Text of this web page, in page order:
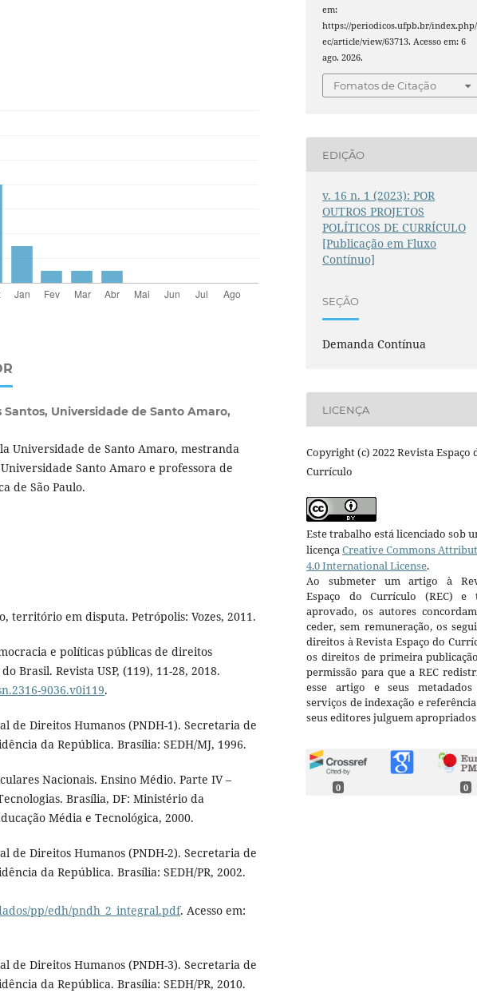
Santos, Universidade de Santo Amaro,
Universidade de Santo Amaro, mestranda
Santo Amaro e professora de
de São Paulo.
território em disputa. Petrópolis: Vozes, 2011.
e políticas públicas de direitos
Brasil. Revista USP, (119), 11-28, 2018.
9036.v0i119.
de Direitos Humanos (PNDH-1). Secretaria de
da República. Brasília: SEDH/MJ, 1996.
Nacionais. Ensino Médio. Parte IV –
Brasília, DF: Ministério da
Média e Tecnológica, 2000.
de Direitos Humanos (PNDH-2). Secretaria de
da República. Brasília: SEDH/PR, 2002.
pp/edh/pndh_2_integral.pdf. Acesso em:
de Direitos Humanos (PNDH-3). Secretaria de
da República. Brasília: SEDH/PR, 2010.
em:
https://periodicos.ufpb.br/
ec/article/view/63713. Acesso em: 6
ago. 2026.
Fomatos de Citação
EDIÇÃO
v. 16 n. 1 (2023): POR
OUTROS PROJETOS
POLÍTICOS DE CURRÍCULO
[Publicação em Fluxo
Contínuo]
SEÇÃO
Demanda Contínua
LICENÇA
Copyright (c) 2022 Revista Espaço
Currículo
Este trabalho está licenciado sob
licençaCreative Commons
4.0 International License.
Ao submeter um artigo à
Espaço do Currículo (REC) e
aprovado, os autores
ceder, sem remuneração, os
direitos à Revista Espaço do
os direitos de primeira
permissão para que a REC
esse artigo e seus metadados
serviços de indexação e
seus editores julguem
0 0